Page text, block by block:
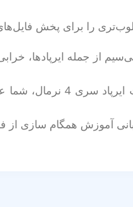
از جمله
در صورت گم شدن و یا معیوب